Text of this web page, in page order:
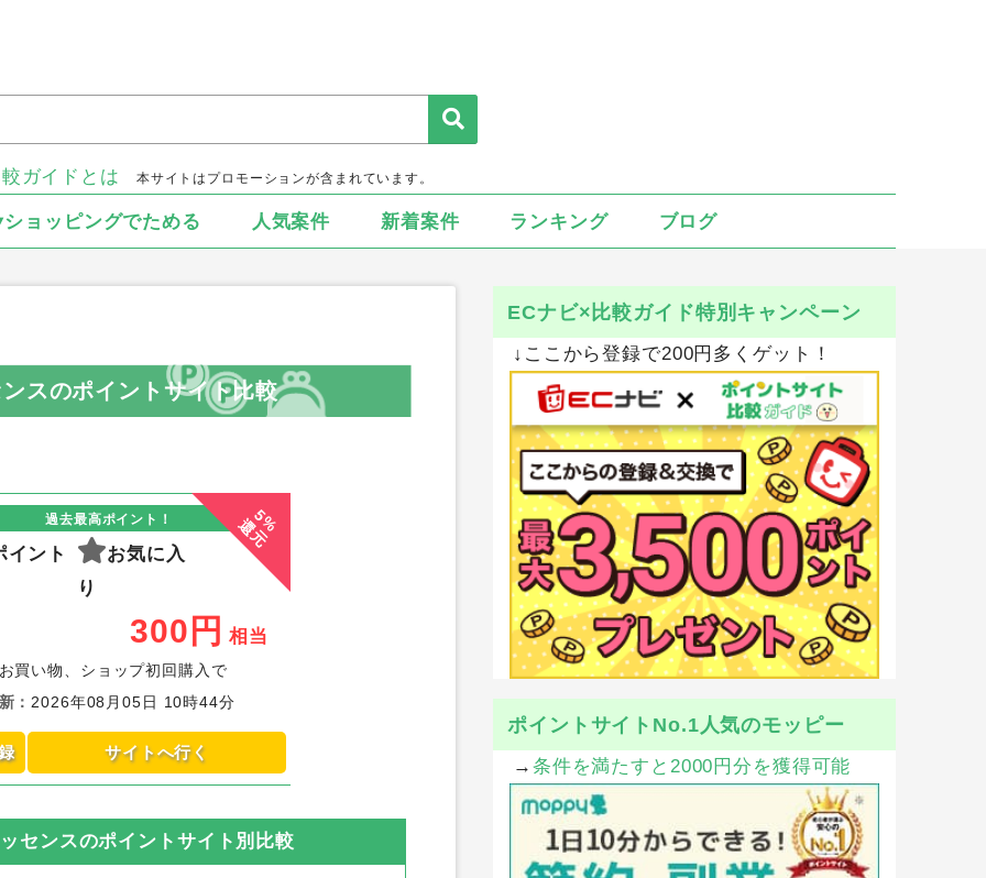
ガイドとは 本サイトはプロモーションが含まれています。
ショッピングでためる 人気案件 新着案件 ランキング ブログ
スのポイントサイト比較
5%
還元
過去最高ポイント！
イント
お気に入
り
300 円 相当
買い物、ショップ初回購入で
： 2026年08月05日 10時44分
サイトへ行く
ECナビ×比較ガイド特別キャンペーン
↓ここから登録で200円多くゲット！
ポイントサイトNo.1人気のモッピー
→ 条件を満たすと2000円分を獲得可能